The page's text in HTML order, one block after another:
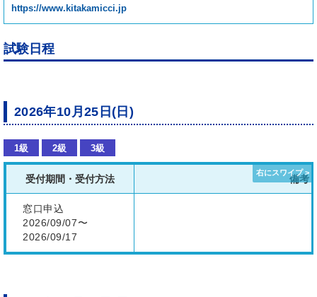
https://www.kitakamicci.jp
試験日程
2026年10月25日(日)
1級 2級 3級
受付期間・受付方法 備考
窓口申込
2026/09/07〜
2026/09/17